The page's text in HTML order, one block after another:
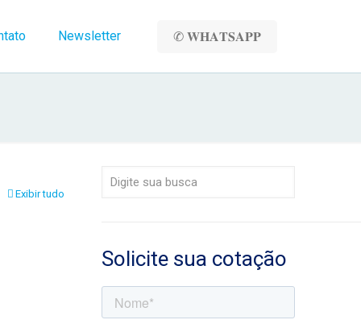
Newsletter ✆ 𝐖𝐇𝐀𝐓𝐒𝐀𝐏𝐏
Exibir tudo
Solicite sua cotação